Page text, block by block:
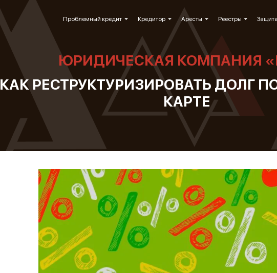
Проблемный кредит Кредитор Аресты Реестры
ЮРИДИЧЕСКАЯ КОМПАНИЯ
КАК РЕСТРУКТУРИЗИРОВАТЬ ДОЛГ
КАРТЕ